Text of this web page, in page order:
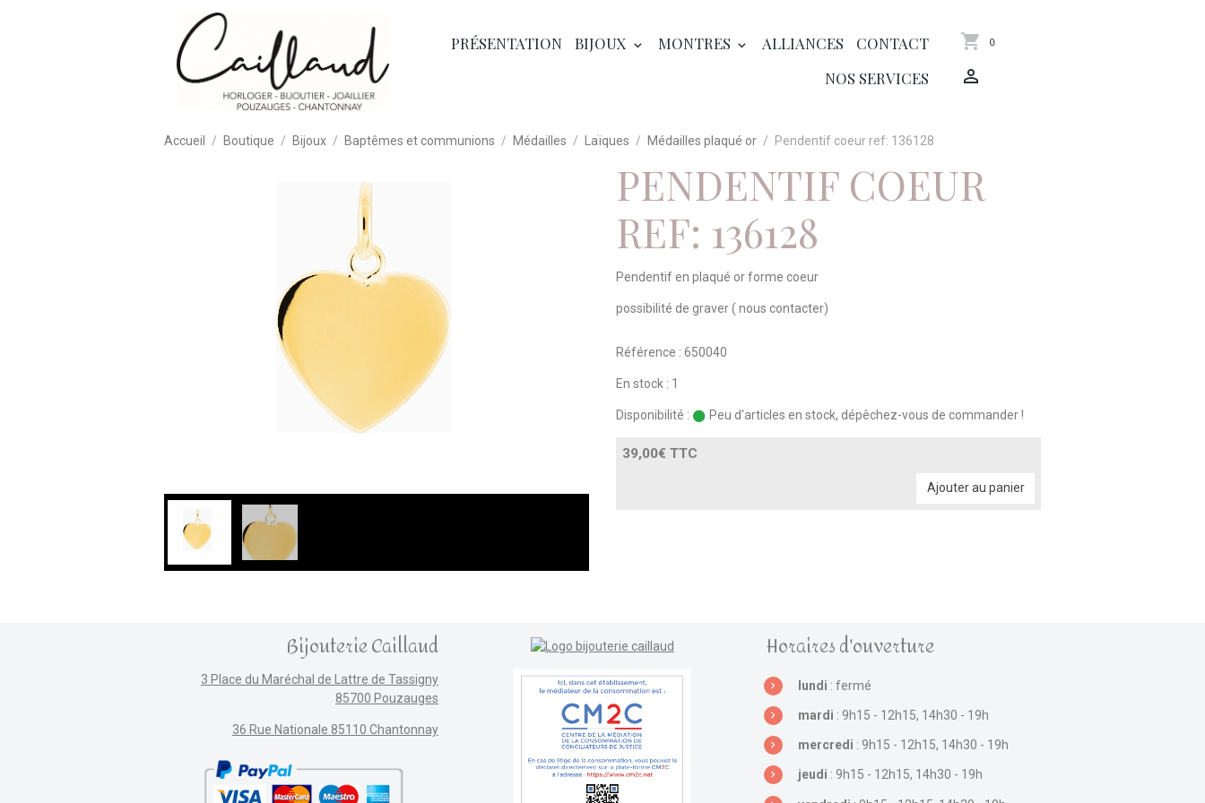
PRÉSENTATION BIJOUX MONTRES ALLIANCES
CONTACT
NOS SERVICES
0
Accueil Boutique Bijoux Baptêmes et communions Médailles Laïques Médailles plaqué or Pendentif coeur ref: 136128
PENDENTIF COEUR
REF: 136128
Pendentif en plaqué or forme coeur
possibilité de graver ( nous contacter)
Référence : 650040
En stock : 1
Disponibilité : Peu d'articles en stock, dépêchez-vous de commander !
39,00€ TTC
Ajouter au panier
Bijouterie Caillaud
3 Place du Maréchal de Lattre de Tassigny
85700 Pouzauges
36 Rue Nationale 85110 Chantonnay
Horaires d'ouverture
lundi : fermé
mardi : 9h15 - 12h15, 14h30 - 19h
mercredi : 9h15 - 12h15, 14h30 - 19h
jeudi : 9h15 - 12h15, 14h30 - 19h